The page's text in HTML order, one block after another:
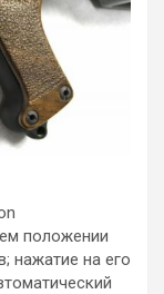
положении
нажатие на его